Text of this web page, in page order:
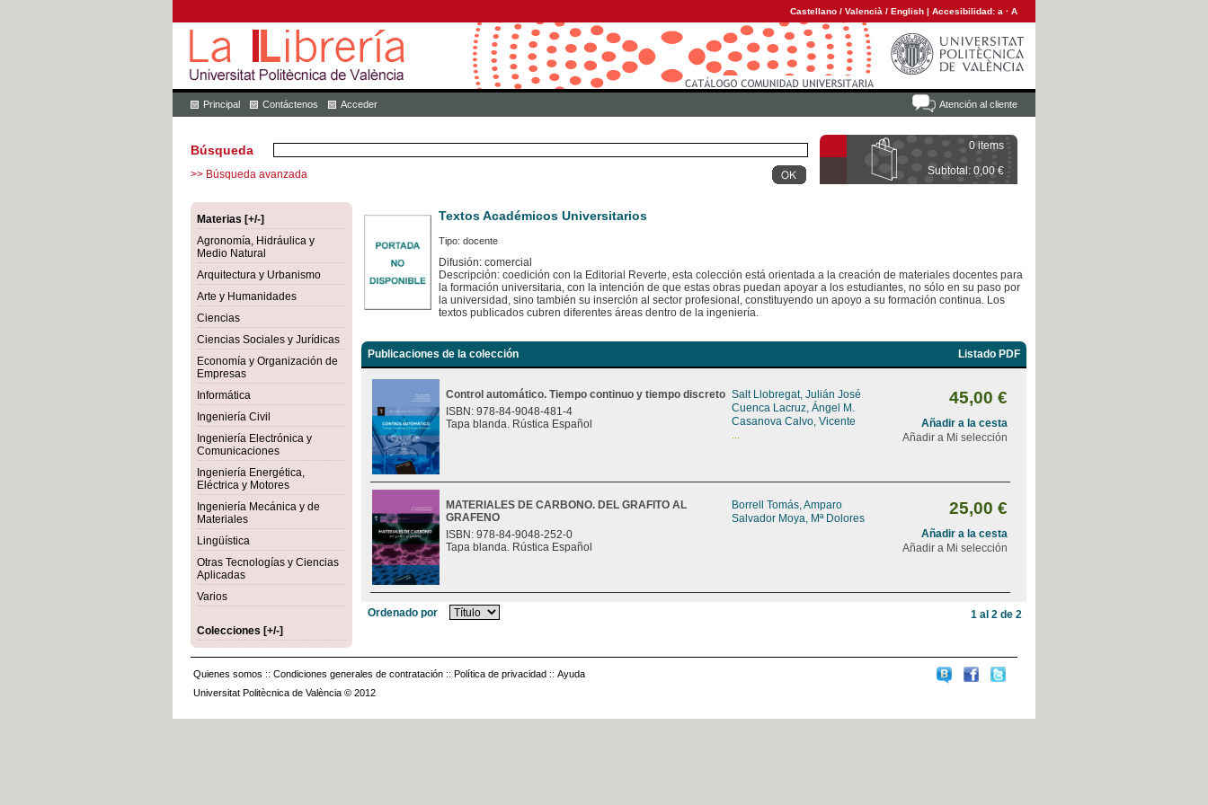
Castellano / Valencià / English | Accesibilidad: a · A
Atención al cliente
Principal Contáctenos Acceder
0 items
Subtotal: 0,00 €
Búsqueda
>> Búsqueda avanzada
Materias [+/-]
Agronomía, Hidráulica y
Medio Natural
Arquitectura y Urbanismo
Arte y Humanidades
Ciencias
Ciencias Sociales y Jurídicas
Economía y Organización de
Empresas
Informática
Ingeniería Civil
Ingeniería Electrónica y
Comunicaciones
Ingeniería Energética,
Eléctrica y Motores
Ingeniería Mecánica y de
Materiales
Lingüística
Otras Tecnologías y Ciencias
Aplicadas
Varios
Colecciones [+/-]
Textos Académicos Universitarios
Tipo: docente
Difusión: comercial
Descripción: coedición con la Editorial Reverte, esta colección está orientada a la creación de materiales docentes para
la formación universitaria, con la intención de que estas obras puedan apoyar a los estudiantes, no sólo en su paso por
la universidad, sino también su inserción al sector profesional, constituyendo un apoyo a su formación continua. Los
textos publicados cubren diferentes áreas dentro de la ingeniería.
Publicaciones de la colección Listado PDF
Control automático. Tiempo continuo y tiempo discreto
ISBN: 978-84-9048-481-4
Tapa blanda. Rústica Español
Salt Llobregat, Julián José
Cuenca Lacruz, Ángel M.
Casanova Calvo, Vicente
...
45,00 €
Añadir a la cesta
Añadir a Mi selección
MATERIALES DE CARBONO. DEL GRAFITO AL
GRAFENO
ISBN: 978-84-9048-252-0
Tapa blanda. Rústica Español
Borrell Tomás, Amparo
Salvador Moya, Mª Dolores
25,00 €
Añadir a la cesta
Añadir a Mi selección
Ordenado por 1 al 2 de 2
Quienes somos :: Condiciones generales de contratación :: Política de privacidad :: Ayuda
Universitat Politècnica de València © 2012